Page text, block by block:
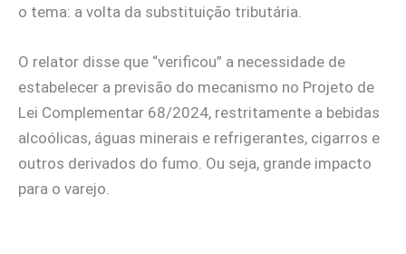
o tema: a volta da substituição tributária.
O relator disse que “verificou” a necessidade de
estabelecer a previsão do mecanismo no Projeto de
Lei Complementar 68/2024, restritamente a bebidas
alcoólicas, águas minerais e refrigerantes, cigarros e
outros derivados do fumo. Ou seja, grande impacto
para o varejo.